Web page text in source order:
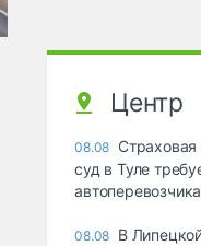
Центр
08.08
суд в Туле
08.08 В